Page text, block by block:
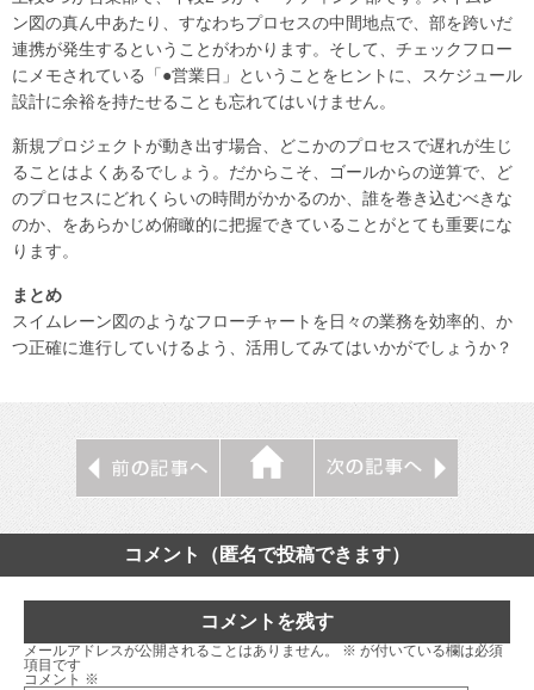
ン図の真ん中あたり、すなわちプロセスの中間地点で、部を跨いだ
連携が発生するということがわかります。そして、チェックフロー
にメモされている「●営業日」ということをヒントに、スケジュール
設計に余裕を持たせることも忘れてはいけません。
新規プロジェクトが動き出す場合、どこかのプロセスで遅れが生じ
ることはよくあるでしょう。だからこそ、ゴールからの逆算で、ど
のプロセスにどれくらいの時間がかかるのか、誰を巻き込むべきな
のか、をあらかじめ俯瞰的に把握できていることがとても重要にな
ります。
まとめ
スイムレーン図のようなフローチャートを日々の業務を効率的、か
つ正確に進行していけるよう、活用してみてはいかがでしょうか？
コメント（匿名で投稿できます）
コメントを残す
メールアドレスが公開されることはありません。 ※ が付いている欄は必須
項目です
コメント ※